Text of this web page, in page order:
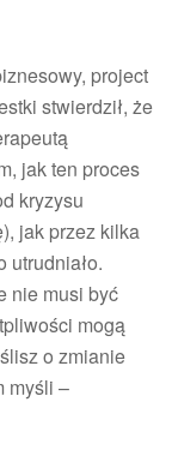
project
stwierdził, że
jak ten proces
kryzysu
jak przez kilka
utrudniało.
nie musi być
mogą
o zmianie
myśli –